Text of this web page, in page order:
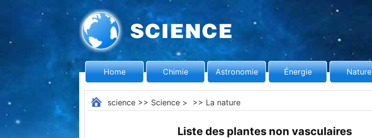
Home Chimie Astronomie Énergie Nature
science>> Science> >> La nature
Liste des plantes non vasculaires